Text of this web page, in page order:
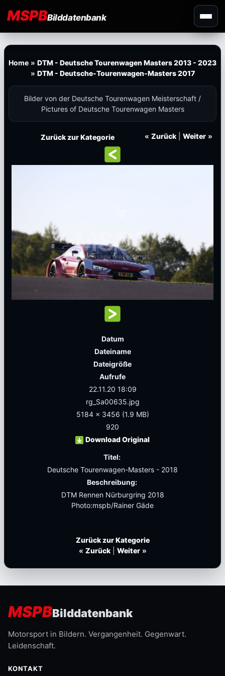
MSPBBilddatenbank
Home » DTM - Deutsche Tourenwagen Masters 2013 - 2023
» DTM - Deutsche-Tourenwagen-Masters 2017
Bilder von der Deutsche Tourenwagen Meisterschaft /
Pictures of Deutsche Tourenwagen Masters
« Zurück Weiter »
Zurück zur Kategorie
Datum
Dateiname
Dateigröße
Aufrufe
22.11.20 18:09
rg_Sa00635.jpg
5184 x 3456 (1.9 MB)
920
Download Original
Titel:
Deutsche Tourenwagen-Masters - 2018
Beschreibung:
DTM Rennen Nürburgring 2018
Photo:mspb/Rainer Gäde
Zurück zur Kategorie
« Zurück| Weiter »
MSPBBilddatenbank
Motorsport in Bildern. Vergangenheit. Gegenwart.
Leidenschaft.
KONTAKT